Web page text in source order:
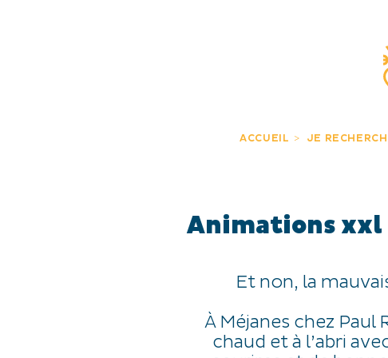
ACCUEIL JE
Animations xxl
Et non, la
À Méjanes chez Paul
chaud et à l’abri